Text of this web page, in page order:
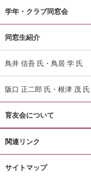
学年・クラブ同窓会
同窓生紹介
鳥井 信吾 氏・鳥居 学 氏
阪口 正二郎 氏・根津 茂 氏
育友会について
関連リンク
サイトマップ